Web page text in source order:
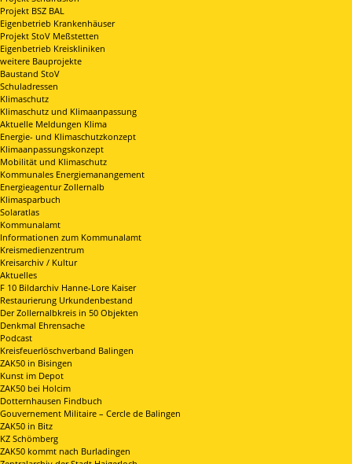
Projekt BSZ BAL
Eigenbetrieb Krankenhäuser
Projekt StoV Meßstetten
Eigenbetrieb Kreiskliniken
weitere Bauprojekte
Baustand StoV
Schuladressen
Klimaschutz
Klimaschutz und Klimaanpassung
Aktuelle Meldungen Klima
Energie- und Klimaschutzkonzept
Klimaanpassungskonzept
Mobilität und Klimaschutz
Kommunales Energiemanangement
Energieagentur Zollernalb
Klimasparbuch
Solaratlas
Kommunalamt
Informationen zum Kommunalamt
Kreismedienzentrum
Kreisarchiv / Kultur
Aktuelles
F 10 Bildarchiv Hanne-Lore Kaiser
Restaurierung Urkundenbestand
Der Zollernalbkreis in 50 Objekten
Denkmal Ehrensache
Podcast
Kreisfeuerlöschverband Balingen
ZAK50 in Bisingen
Kunst im Depot
ZAK50 bei Holcim
Dotternhausen Findbuch
Gouvernement Militaire – Cercle de Balingen
ZAK50 in Bitz
KZ Schömberg
ZAK50 kommt nach Burladingen